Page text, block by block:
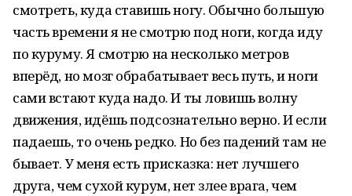
смотреть, куда ставишь ногу. Обычно большую
часть времени я не смотрю под ноги, когда иду
по куруму. Я смотрю на несколько метров
вперёд, но мозг обрабатывает весь путь, и ноги
сами встают куда надо. И ты ловишь волну
движения, идёшь подсознательно верно. И если
падаешь, то очень редко. Но без падений там не
бывает. У меня есть присказка: нет лучшего
друга, чем сухой курум, нет злее врага, чем